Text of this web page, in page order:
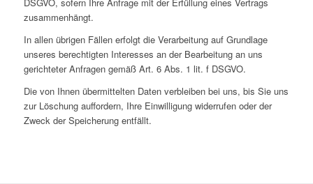
zusammenhängt.
In allen übrigen Fällen erfolgt die Verarbeitung auf Grundlage
unseres berechtigten Interesses an der Bearbeitung an uns
gerichteter Anfragen gemäß Art. 6 Abs. 1 lit. f DSGVO.
Die von Ihnen übermittelten Daten verbleiben bei uns, bis Sie uns
zur Löschung auffordern, Ihre Einwilligung widerrufen oder der
Zweck der Speicherung entfällt.